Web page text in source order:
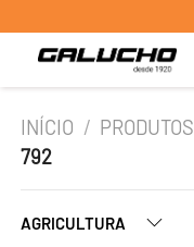
INÍCIO / PRODUTOS
792
AGRICULTURA